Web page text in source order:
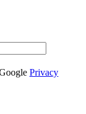
Privacy